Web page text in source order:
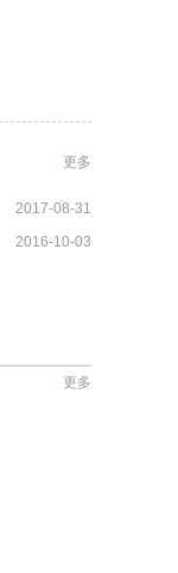
更多
2017-08-31
2016-10-03
更多